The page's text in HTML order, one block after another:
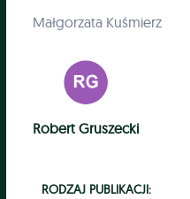
Małgorzata Kuśmierz
Robert Gruszecki
RODZAJ PUBLIKACJI: